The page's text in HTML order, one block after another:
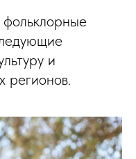
и
регионов.